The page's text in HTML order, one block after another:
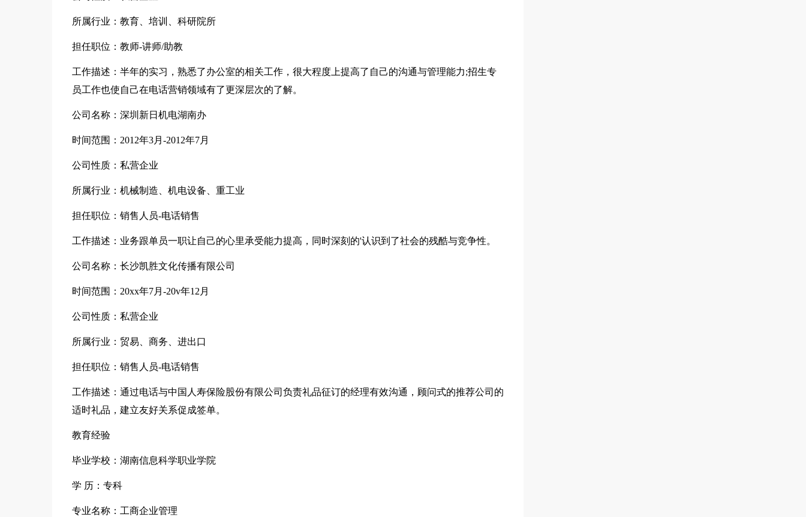
所属行业：教育、培训、科研院所
担任职位：教师-讲师/助教
工作描述：半年的实习，熟悉了办公室的相关工作，很大程度上提高了自己的沟通与管理能力;招生专
员工作也使自己在电话营销领域有了更深层次的了解。
公司名称：深圳新日机电湖南办
时间范围：2012年3月-2012年7月
公司性质：私营企业
所属行业：机械制造、机电设备、重工业
担任职位：销售人员-电话销售
工作描述：业务跟单员一职让自己的心里承受能力提高，同时深刻的'认识到了社会的残酷与竞争性。
公司名称：长沙凯胜文化传播有限公司
时间范围：20xx年7月-20v年12月
公司性质：私营企业
所属行业：贸易、商务、进出口
担任职位：销售人员-电话销售
工作描述：通过电话与中国人寿保险股份有限公司负责礼品征订的经理有效沟通，顾问式的推荐公司的
适时礼品，建立友好关系促成签单。
教育经验
毕业学校：湖南信息科学职业学院
学 历：专科
专业名称：工商企业管理